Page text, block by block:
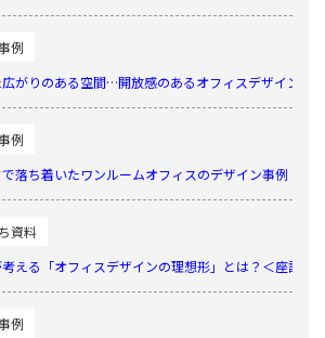
例
がりのある空間…開放感のあるオフィスデザイン事例
例
落ち着いたワンルームオフィスのデザイン事例
資料
える「オフィスデザインの理想形」とは？＜座談会
例